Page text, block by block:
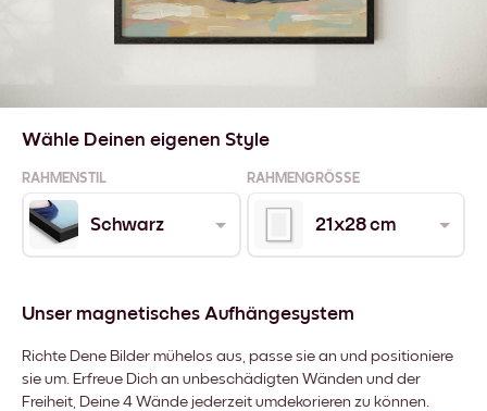
Wähle Deinen eigenen Style
RAHMENSTIL RAHMENGRÖSSE
Schwarz 21x28 cm
Unser magnetisches Aufhängesystem
Richte Dene Bilder mühelos aus, passe sie an und positioniere
sie um. Erfreue Dich an unbeschädigten Wänden und der
Freiheit, Deine 4 Wände jederzeit umdekorieren zu können.